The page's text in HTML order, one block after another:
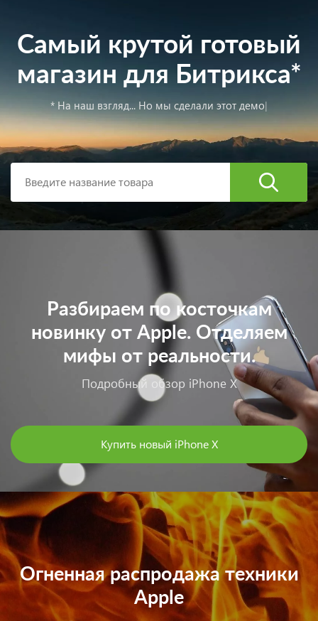
Самый крутой готовый
магазин для Битрикса*
* На наш взгляд...Но мы сделали этот демо-сайт, чтобы вы
могли состав|
Разбираем по косточкам
новинку от Apple. Отделяем
мифы от реальности.
Подробный обзор iPhone X
Огненная распродажа техники
Apple